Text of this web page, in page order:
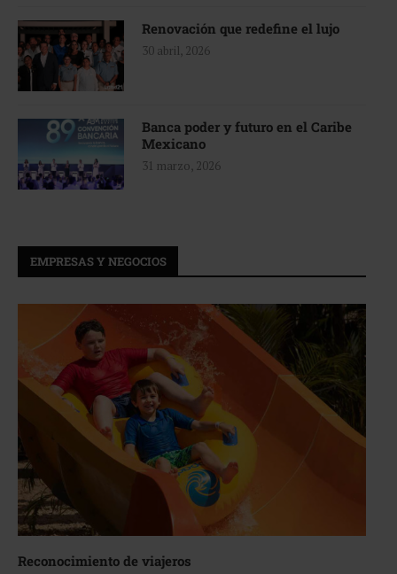
Renovación que redefine el lujo
30 abril, 2026
Banca poder y futuro en el Caribe
Mexicano
31 marzo, 2026
EMPRESAS Y NEGOCIOS
Reconocimiento de viajeros